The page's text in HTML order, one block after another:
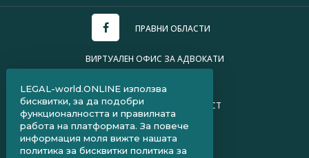
ПРАВНИ ОБЛАСТИ
ВИРТУАЛЕН ОФИС ЗА АДВОКАТИ
ПОЛИТИКА ЗА ПОВЕРИТЕЛНОСТ
ЧЗВ ЗА КЛИЕНТИ
ЧЗВ ЗА АДВОКАТИ
LEGAL-world.ONLINE използва
бисквитки, за да подобри
функционалността и правилната
работа на платформата. За повече
информация моля вижте нашата
политика за бисквитки политика за